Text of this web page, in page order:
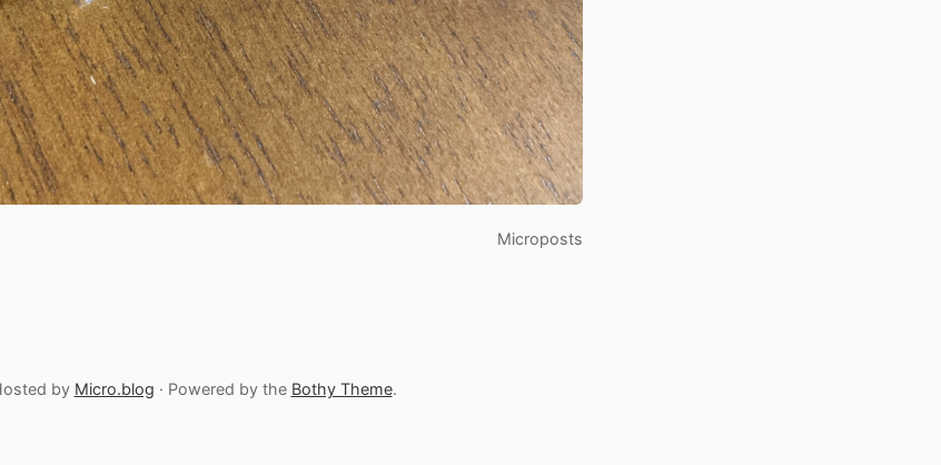
Microposts
by Micro.blog · Powered by the Bothy Theme.